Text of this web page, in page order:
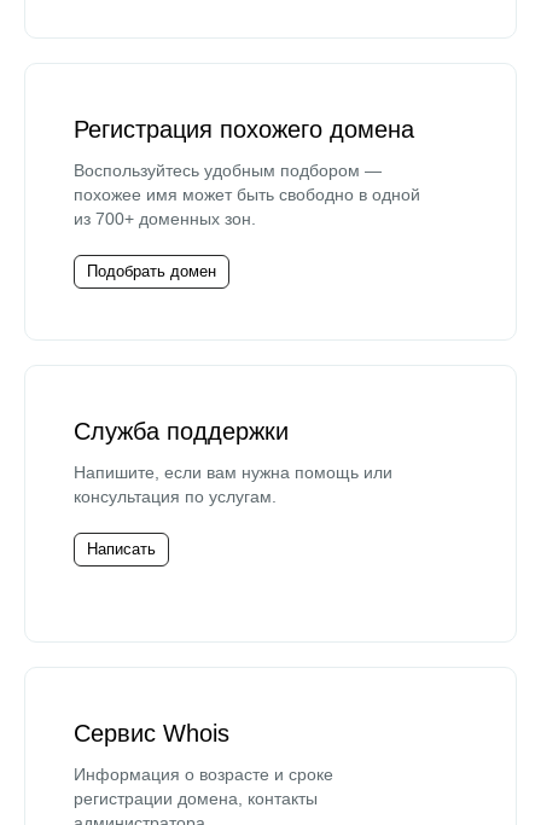
Регистрация похожего домена
Воспользуйтесь удобным подбором —
похожее имя может быть свободно в одной
из 700+ доменных зон.
Подобрать домен
Служба поддержки
Напишите, если вам нужна помощь или
консультация по услугам.
Написать
Сервис Whois
Информация о возрасте и сроке
регистрации домена, контакты